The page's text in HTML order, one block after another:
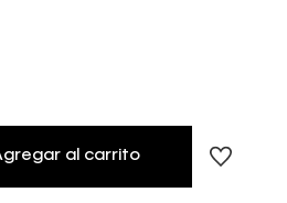
al carrito